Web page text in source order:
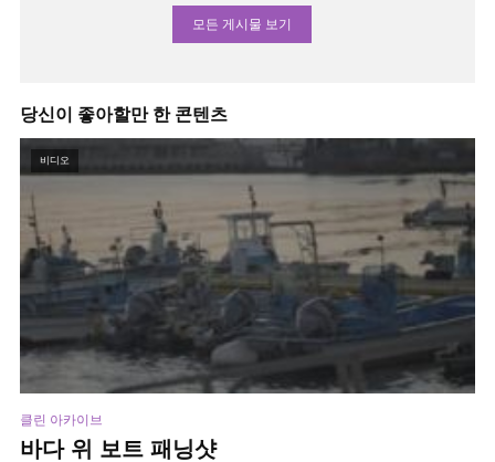
모든 게시물 보기
당신이 좋아할만 한 콘텐츠
비디오
클린 아카이브
바다 위 보트 패닝샷